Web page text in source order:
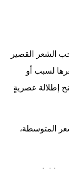
الشعر القصير
لسبب أو
إطلالة عصريةٍ
المتوسطة،